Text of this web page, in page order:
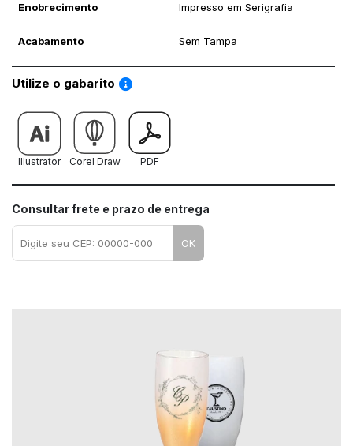
Enobrecimento Impresso em Serigrafia
Acabamento Sem Tampa
Utilize o gabarito Saiba como utilizar os nossos gabaritos
Illustrator Corel Draw PDF
Consultar frete e prazo de entrega
OK